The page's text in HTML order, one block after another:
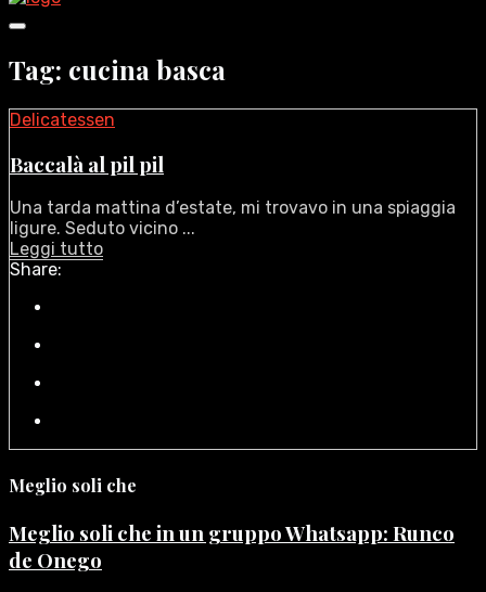
Tag: cucina basca
Delicatessen
Baccalà al pil pil
Una tarda mattina d’estate, mi trovavo in una spiaggia
ligure. Seduto vicino ...
Leggi tutto
Share:
Meglio soli che
Meglio soli che in un gruppo Whatsapp: Runco
de Onego